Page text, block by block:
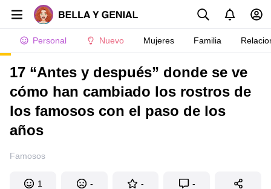
Personal Nuevo Mujeres Familia
17 “Antes y después” donde se ve
cómo han cambiado los rostros de
los famosos con el paso de los
años
Famosos
1 - - -